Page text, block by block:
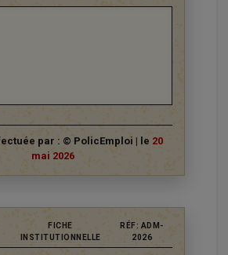
par : © PolicEmploi | le 20
mai 2026
FICHE
INSTITUTIONNELLE
RÉF: ADM-
2026